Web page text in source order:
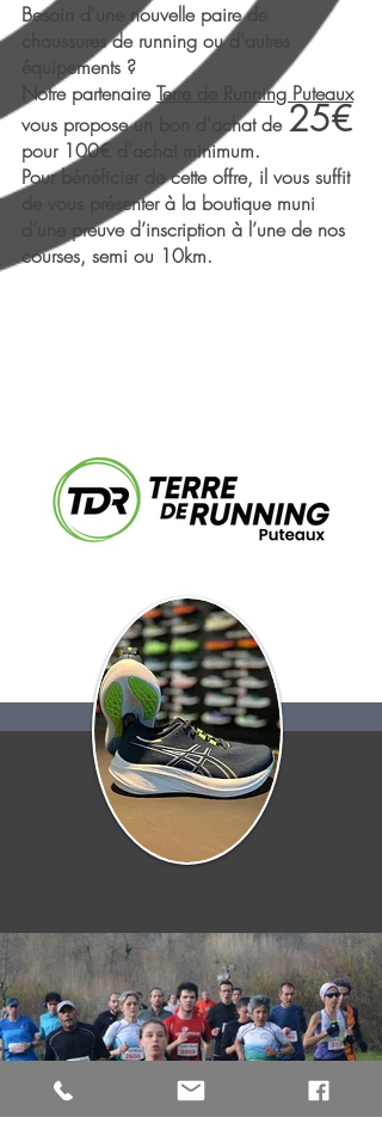
Besoin d'une nouvelle paire de
chaussures de running ou d'autres
équipements ?
Notre partenaireTerre de Running Puteaux
vous propose un bon d'achat de25€
pour 100€ d'achat minimum.
Pour bénéficier de cette offre, il vous suffit
de vous présenter à la boutique muni
d’une preuve d’inscription à l’une de nos
courses, semi ou 10km.